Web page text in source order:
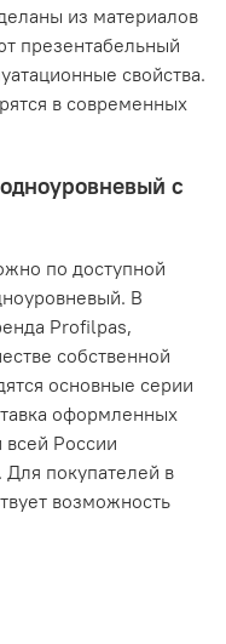
из материалов
презентабельный
свойства.
в современных
с
по доступной
В
Profilpas,
собственной
основные серии
оформленных
всей России
покупателей в
возможность